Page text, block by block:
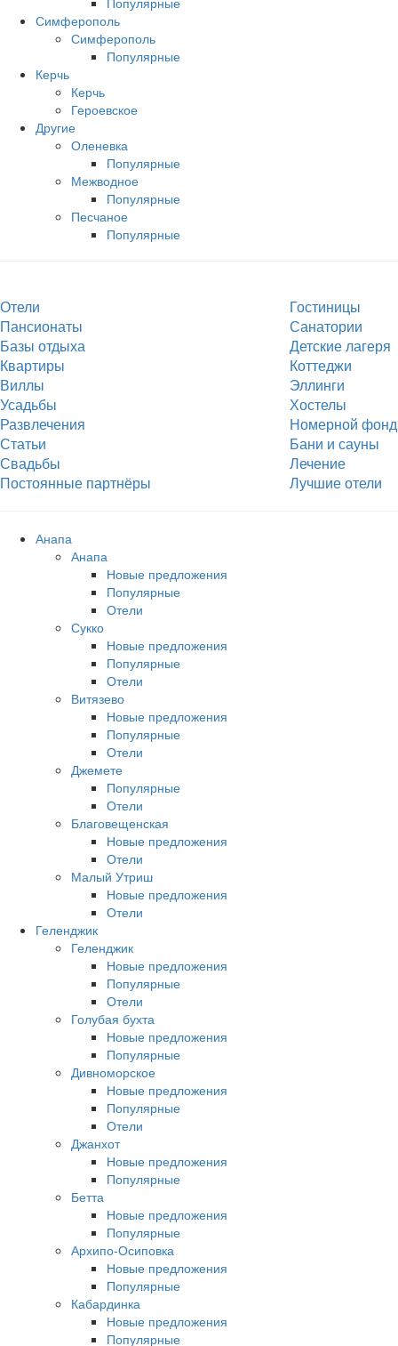
Симферополь
Симферополь
Популярные
Керчь
Керчь
Героевское
Другие
Оленевка
Популярные
Межводное
Популярные
Песчаное
Популярные
Отели
Гостиницы
Пансионаты
Санатории
Базы отдыха
Детские лагеря
Квартиры
Коттеджи
Виллы
Эллинги
Усадьбы
Хостелы
Развлечения
Номерной фонд
Статьи
Бани и сауны
Свадьбы
Лечение
Постоянные партнёры
Лучшие отели
Анапа
Анапа
Новые предложения
Популярные
Отели
Сукко
Новые предложения
Популярные
Отели
Витязево
Новые предложения
Популярные
Отели
Джемете
Популярные
Отели
Благовещенская
Новые предложения
Отели
Малый Утриш
Новые предложения
Отели
Геленджик
Геленджик
Новые предложения
Популярные
Отели
Голубая бухта
Новые предложения
Популярные
Дивноморское
Новые предложения
Популярные
Отели
Джанхот
Новые предложения
Популярные
Бетта
Новые предложения
Популярные
Архипо-Осиповка
Новые предложения
Популярные
Кабардинка
Новые предложения
Популярные